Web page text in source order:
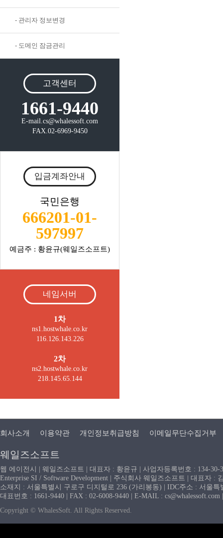
- 관리자 정보변경
- 도메인 잠금관리
고객센터
1661-9440
E-mail.cs@whalessoft.com
FAX.02-6969-9450
입금계좌안내
국민은행
666201-01-
597997
예금주 : 황윤규(웨일즈소프트)
네임서버
1차
ns1.hostwhale.co.kr
116.126.143.226
2차
ns2.hostwhale.co.kr
218.145.65.144
회사소개 이용약관 개인정보취급방침 이메일무단수집거부
웨일즈소프트
웹 에이전시 | 웨일즈소프트 | 대표자 : 황윤규 | 사업자등록번호 : 134-
Enterprise SI / Software Development | 주식회사 웨일즈소프트 | 대표자 :
소재지 : 서울특별시 구로구 디지털로 236 (가리봉동) | IDC주소 : 서울
대표번호 : 1661-9440 | FAX : 02-6008-9440 | E-MAIL :
Copyright © WhalesSoft. All Rights Reserved.